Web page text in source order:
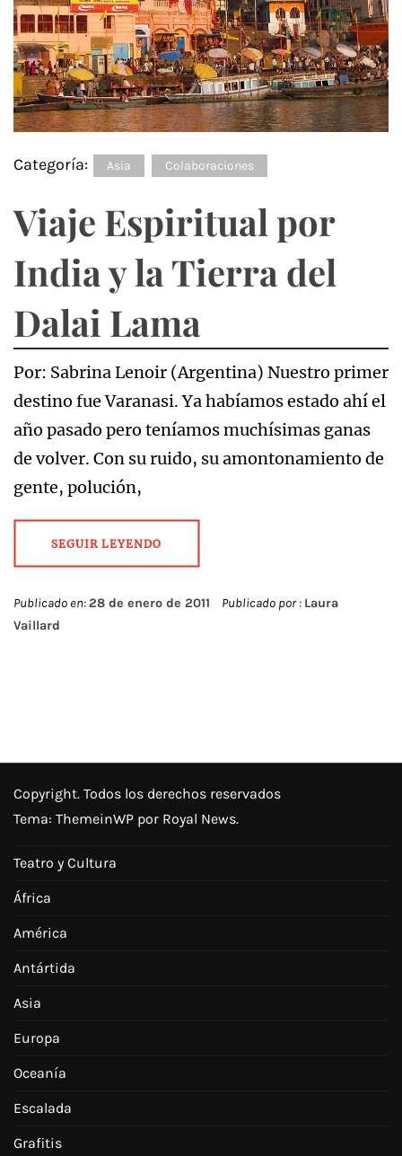
Categoría: Asia Colaboraciones
Viaje Espiritual por
India y la Tierra del
Dalai Lama
Por: Sabrina Lenoir (Argentina) Nuestro primer
destino fue Varanasi. Ya habíamos estado ahí el
año pasado pero teníamos muchísimas ganas
de volver. Con su ruido, su amontonamiento de
gente, polución,
SEGUIR LEYENDO
Publicado en:28 de enero de 2011 Publicado por : Laura
Vaillard
Copyright. Todos los derechos reservados
Tema: ThemeinWP por Royal News.
Teatro y Cultura
África
América
Antártida
Asia
Europa
Oceanía
Escalada
Grafitis